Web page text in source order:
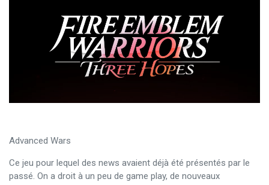
Advanced Wars
Ce jeu pour lequel des news avaient déjà été présentés par le
passé. On a droit à un peu de game play, de nouveaux